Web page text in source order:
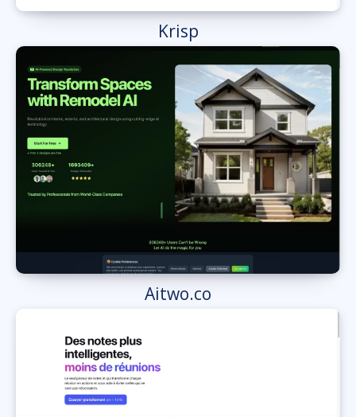
Krisp
Aitwo.co